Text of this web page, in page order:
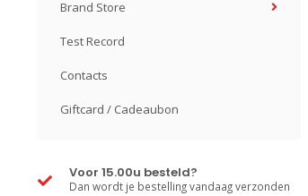
Brand Store
Test Record
Contacts
Giftcard / Cadeaubon
Voor 15.00u besteld?
Dan wordt je bestelling vandaag verzonden